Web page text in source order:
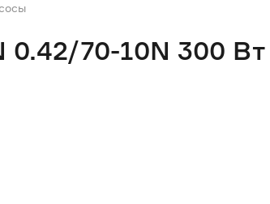
70-10N 300